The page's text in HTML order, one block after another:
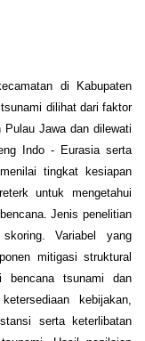
di Kabupaten
dilihat dari faktor
Jawa dan dilewati
Indo - Eurasia serta
tingkat kesiapan
untuk mengetahui
Jenis penelitian
Variabel yang
mitigasi struktural
bencana tsunami dan
kebijakan,
serta keterlibatan